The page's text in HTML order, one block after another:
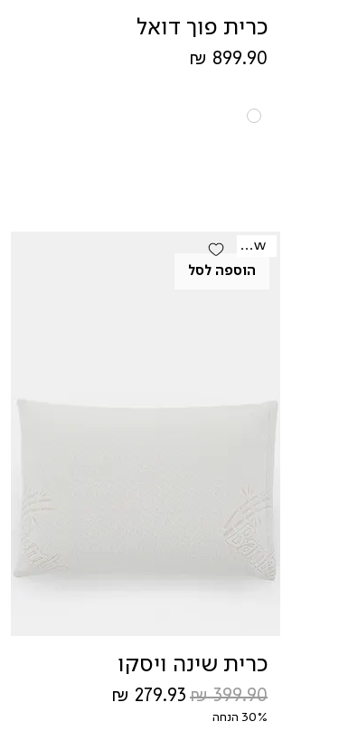
כרית פוך דואל
מחיר
הוספה לסל
New
כרית שינה ויסקו
מחיר רגיל מחיר מבצע
30% הנחה